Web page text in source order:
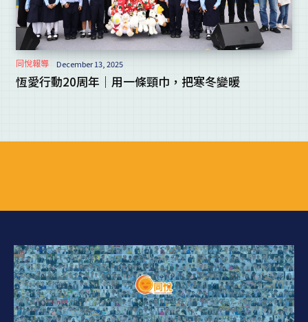
同悅報導 December 13, 2025
恆愛行動20周年｜用一條頸巾，把寒冬變暖